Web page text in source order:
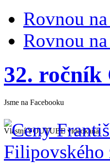
Rovnou
Rovnou
32. ročník
Jsme na Facebooku
Vlastní YOUTUBE videokanál